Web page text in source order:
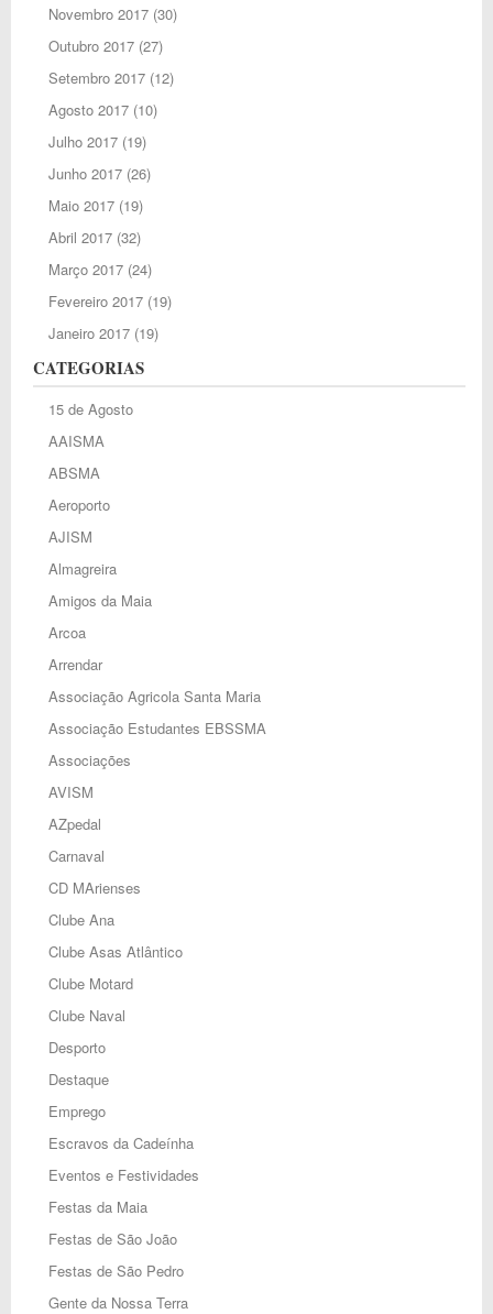
Novembro 2017(30)
Outubro 2017(27)
Setembro 2017(12)
Agosto 2017(10)
Julho 2017(19)
Junho 2017(26)
Maio 2017(19)
Abril 2017(32)
Março 2017(24)
Fevereiro 2017(19)
Janeiro 2017(19)
CATEGORIAS
15 de Agosto
AAISMA
ABSMA
Aeroporto
AJISM
Almagreira
Amigos da Maia
Arcoa
Arrendar
Associação Agricola Santa Maria
Associação Estudantes EBSSMA
Associações
AVISM
AZpedal
Carnaval
CD MArienses
Clube Ana
Clube Asas Atlântico
Clube Motard
Clube Naval
Desporto
Destaque
Emprego
Escravos da Cadeínha
Eventos e Festividades
Festas da Maia
Festas de São João
Festas de São Pedro
Gente da Nossa Terra